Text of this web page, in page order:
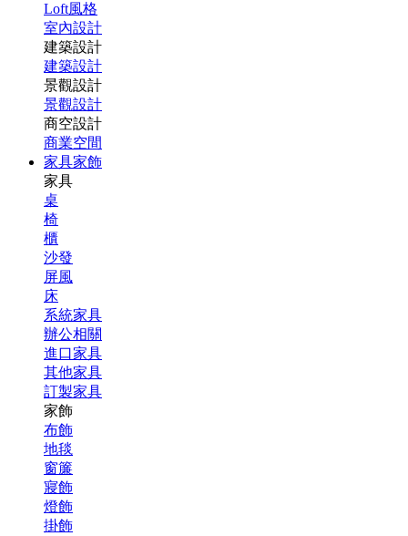
Loft風格
室內設計
建築設計
建築設計
景觀設計
景觀設計
商空設計
商業空間
家具家飾
家具
桌
椅
櫃
沙發
屏風
床
系統家具
辦公相關
進口家具
其他家具
訂製家具
家飾
布飾
地毯
窗簾
寢飾
燈飾
掛飾